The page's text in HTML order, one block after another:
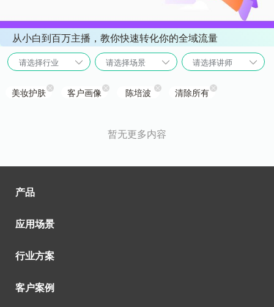
从小白到百万主播，教你快速转化你的全域流量
请选择行业 请选择场景 请选择讲师
美妆护肤 客户画像 陈培波 清除所有
暂无更多内容
产品
应用场景
行业方案
客户案例